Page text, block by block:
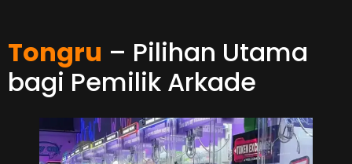
Tongru – Pilihan Utama
bagi Pemilik Arkade